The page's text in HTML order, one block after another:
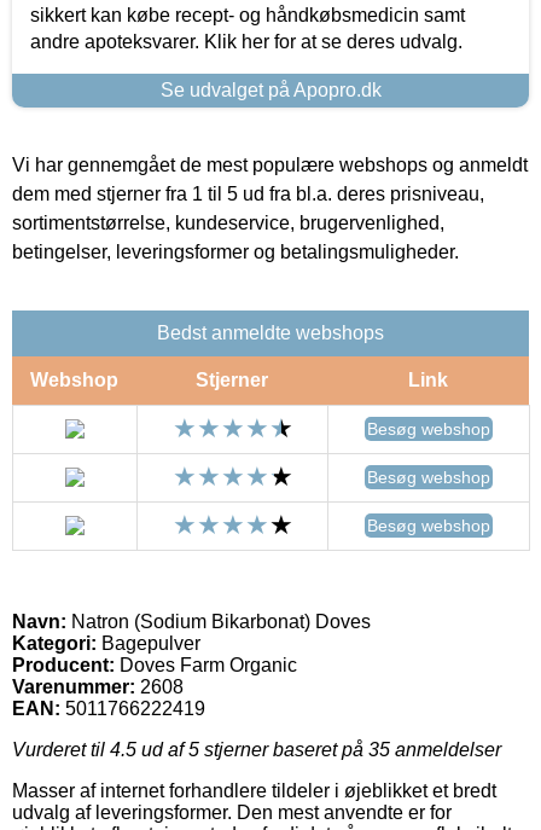
sikkert kan købe recept- og håndkøbsmedicin samt
andre apoteksvarer. Klik her for at se deres udvalg.
Se udvalget på Apopro.dk
Vi har gennemgået de mest populære webshops og anmeldt
dem med stjerner fra 1 til 5 ud fra bl.a. deres prisniveau,
sortimentstørrelse, kundeservice, brugervenlighed,
betingelser, leveringsformer og betalingsmuligheder.
Bedst anmeldte webshops
Webshop Stjerner Link
Besøg webshop
Besøg webshop
Besøg webshop
Navn: Natron (Sodium Bikarbonat) Doves
Kategori: Bagepulver
Producent: Doves Farm Organic
Varenummer: 2608
EAN: 5011766222419
Vurderet til 4.5 ud af 5 stjerner baseret på 35 anmeldelser
Masser af internet forhandlere tildeler i øjeblikket et bredt
udvalg af leveringsformer. Den mest anvendte er for